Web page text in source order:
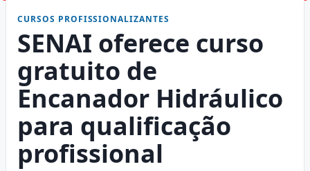
CURSOS PROFISSIONALIZANTES
SENAI oferece curso
gratuito de
Encanador Hidráulico
para qualificação
profissional